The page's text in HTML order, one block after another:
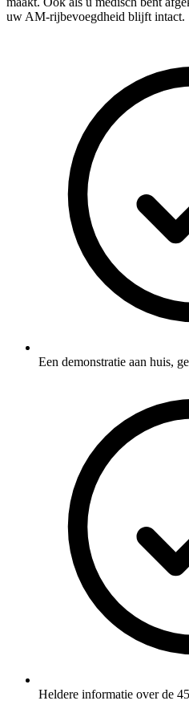
uw AM-rijbevoegdheid blijft intact.
Een demonstratie aan huis,
Heldere informatie over de